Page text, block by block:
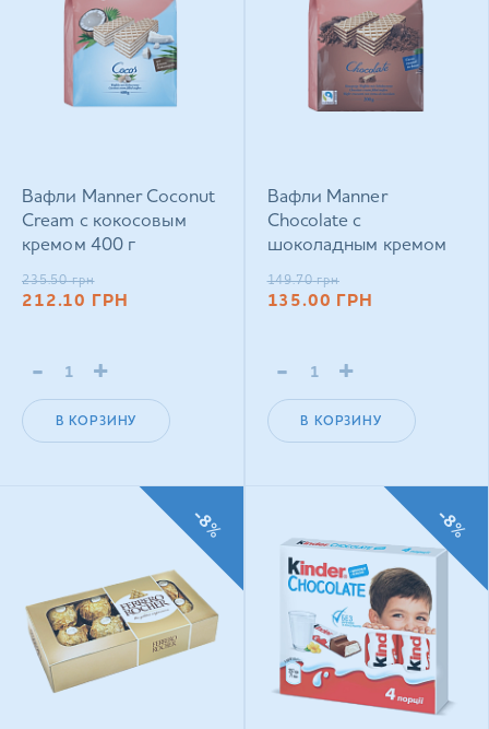
Вафли Manner Coconut
Cream с кокосовым
кремом 400 г
235.50 грн
212.10 ГРН
- +
В КОРЗИНУ
Вафли Manner
Chocolate с
шоколадным кремом
149.70 грн
135.00 ГРН
- +
В КОРЗИНУ
-8% -8%